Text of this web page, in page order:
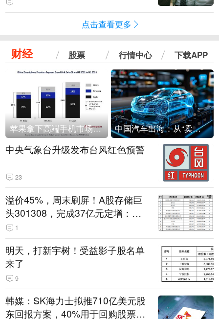
点击查看更多
财经 股票 行情中心 下载APP
苹果拿下高端手机市场65%的份额：iPhone 17系列功不可没 中国汽车出海：从“卖出去”到“走进去”
中央气象台升级发布台风红色预警
23
溢价45%，周末刷屏！A股存储巨
头301308，完成37亿元定增：现
价386.6元，定增价560元
1
明天，打新宇树！受益影子股名单
来了
9
韩媒：SK海力士拟推710亿美元股
东回报方案，40%用于回购股票，